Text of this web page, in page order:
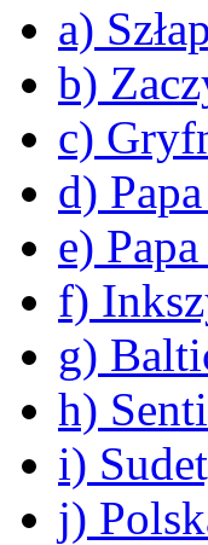
a)
b)
c)
d)
e)
f)
g)
h)
i)
j)